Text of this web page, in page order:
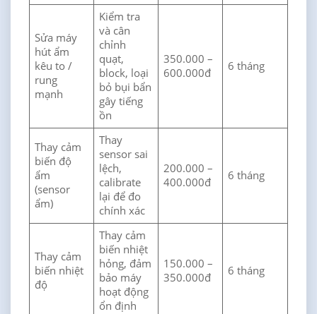
Sửa máy
hút ẩm
kêu to /
rung
mạnh
Kiểm tra
và cân
chỉnh
quạt,
block, loại
bỏ bụi bẩn
gây tiếng
ồn
350.000 –
600.000đ
6 tháng
Thay cảm
biến độ
ẩm
(sensor
ẩm)
Thay
sensor sai
lệch,
calibrate
lại để đo
chính xác
200.000 –
400.000đ
6 tháng
Thay cảm
biến nhiệt
độ
Thay cảm
biến nhiệt
hỏng, đảm
bảo máy
hoạt động
ổn định
150.000 –
350.000đ
6 tháng